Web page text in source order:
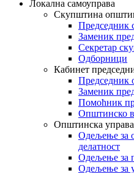
Локална самоуправа
Скупштина
Председник
Заменик
Секретар
Одборници
Кабинет
Председник
Заменик
Помоћник
Општинско
Општинска управа
Одељење за
делатност
Одељење за
Одељење за